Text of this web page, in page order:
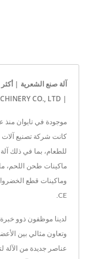
| JYU FONG MACHINERY CO., LTD.
كانت شركة تصنيع آلات
للطعام، بما في ذلك
ماكينات طحن اللحم،
CE.
وتعاون مثالي بين
عناصر جديدة من